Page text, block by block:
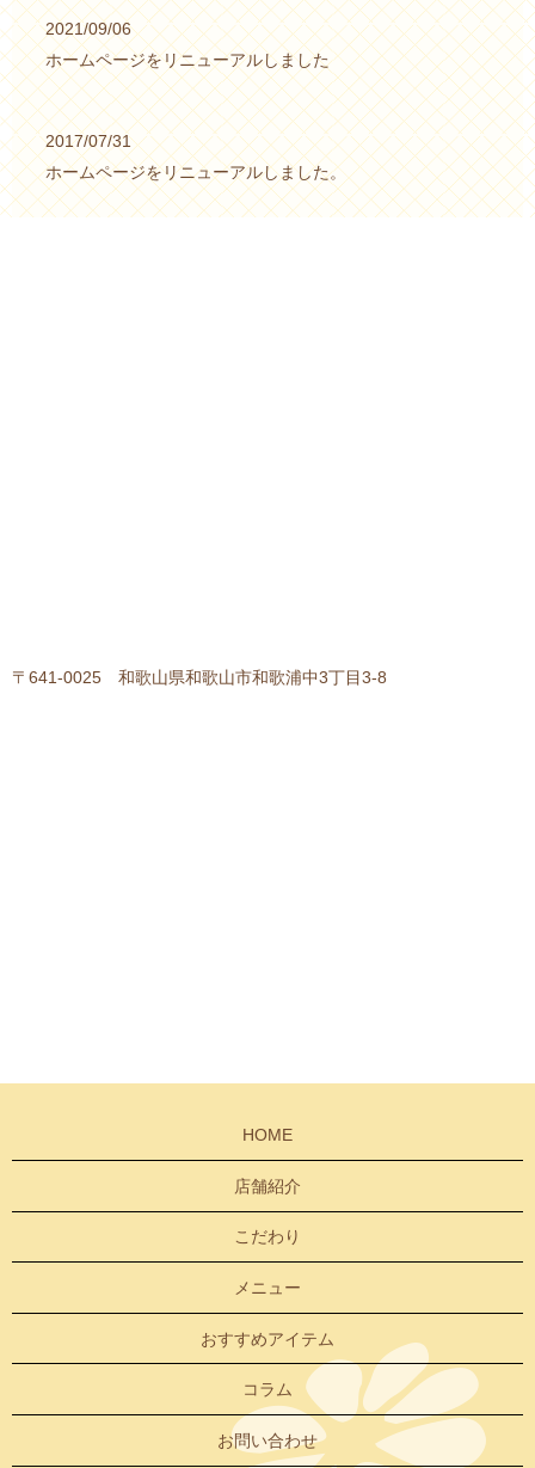
2021/09/06
ホームページをリニューアルしました
2017/07/31
ホームページをリニューアルしました。
〒641-0025 和歌山県和歌山市和歌浦中3丁目3-8
HOME
店舗紹介
こだわり
メニュー
おすすめアイテム
コラム
お問い合わせ